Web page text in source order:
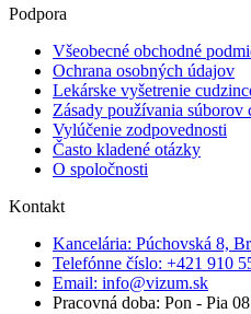
Podpora
Všeobecné obchodné
Ochrana osobných údajov
Lekárske vyšetrenie
Zásady používania súborov
Vylúčenie zodpovednosti
Často kladené otázky
O spoločnosti
Kontakt
Kancelária: Púchovská 8,
Telefónne číslo: +421 910
Email: info@vizum.sk
Pracovná doba: Pon - Pia